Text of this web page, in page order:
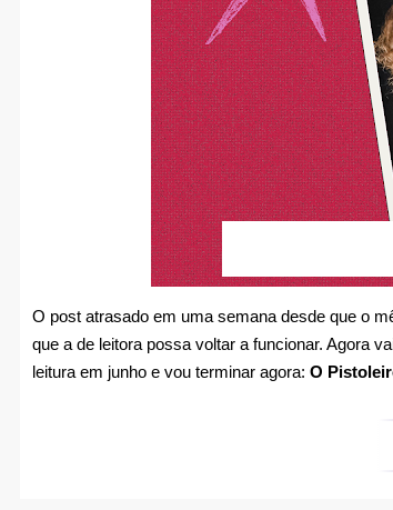
O post atrasado em uma semana desde que o
que a de leitora possa voltar a funcionar. Agora
leitura em junho e vou terminar agora: O